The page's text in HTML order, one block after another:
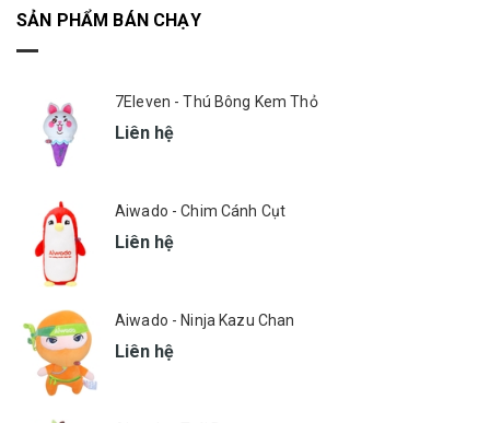
SẢN PHẨM BÁN CHẠY
7Eleven - Thú Bông Kem Thỏ
Liên hệ
Aiwado - Chim Cánh Cụt
Liên hệ
Aiwado - Ninja Kazu Chan
Liên hệ